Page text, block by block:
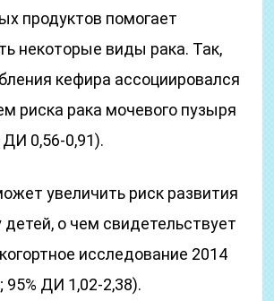
продуктов помогает
некоторые виды рака. Так,
кефира ассоциировался
риска рака мочевого пузыря
0,56-0,91).
увеличить риск развития
детей, о чем свидетельствует
исследование 2014
95% ДИ 1,02-2,38).